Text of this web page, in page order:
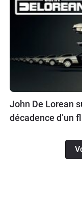
John De Lorean
décadence d’un